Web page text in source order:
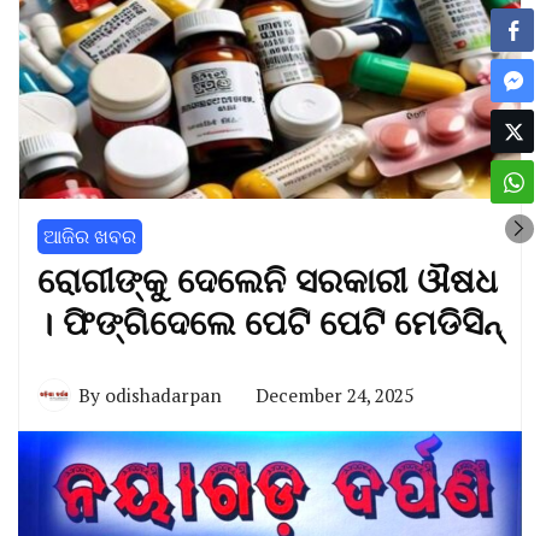
ଆଜିର ଖବର
ରୋଗୀଙ୍କୁ ଦେଲେନି ସରକାରୀ ଔଷଧ
। ଫିଙ୍ଗିଦେଲେ ପେଟି ପେଟି ମେଡିସିନ୍
By odishadarpan December 24, 2025